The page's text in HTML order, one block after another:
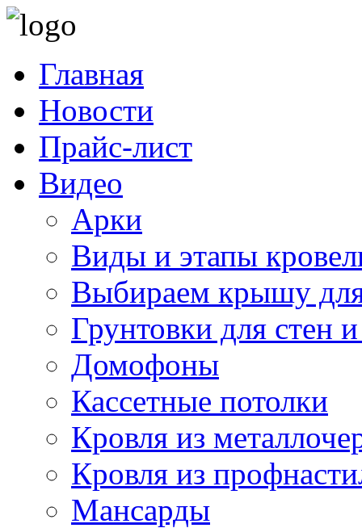
Главная
Новости
Прайс-лист
Видео
Арки
Виды и этапы
Выбираем крышу
Грунтовки для стен
Домофоны
Кассетные потолки
Кровля из
Кровля из
Мансарды